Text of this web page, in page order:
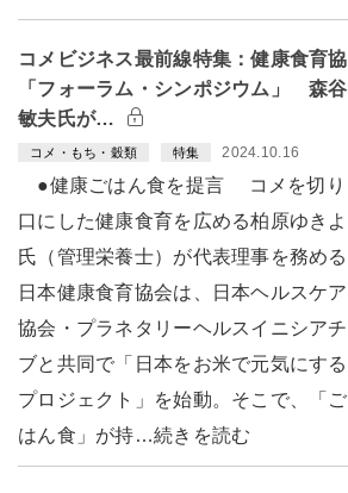
コメビジネス最前線特集：健康食育協
「フォーラム・シンポジウム」 森谷
敏夫氏が…
コメ・もち・穀類 特集 2024.10.16
●健康ごはん食を提言 コメを切り
口にした健康食育を広める柏原ゆきよ
氏（管理栄養士）が代表理事を務める
日本健康食育協会は、日本ヘルスケア
協会・プラネタリーヘルスイニシアチ
ブと共同で「日本をお米で元気にする
プロジェクト」を始動。そこで、「ご
はん食」が持…続きを読む